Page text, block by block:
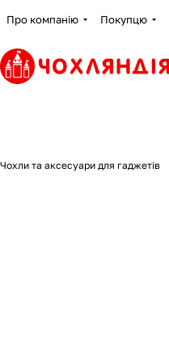
Про компанію Покупцю
Чохли та аксесуари для гаджетів